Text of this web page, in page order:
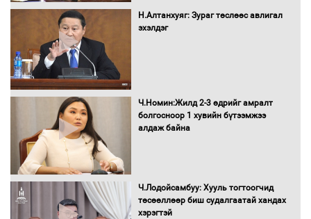
ААН-ийн нуугтмал хөрөнгийг
битүүмжлэнэ
буй асуудлуудыг Засгийн газрын
хуралдаанд танилцуулж,
шийдвэрлүүлнэ
оролцож байгаа баг тамирчдад
амжилт хүслээ
Н.Алтанхуяг: Зураг төслөөс авлигал
эхэлдэг
Ч.Номин:Жилд 2-3 өдрийг амралт
болгосноор 1 хувийн бүтээмжээ
алдаж байна
Ч.Лодойсамбуу: Хууль тогтоогчид
төсөөллөөр биш судалгаатай хандах
хэрэгтэй